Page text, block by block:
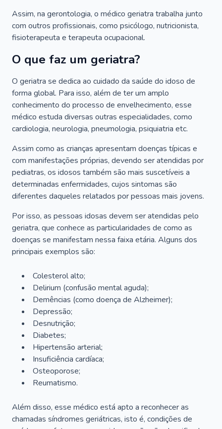
Assim, na gerontologia, o médico geriatra trabalha junto
com outros profissionais, como psicólogo, nutricionista,
fisioterapeuta e terapeuta ocupacional.
O que faz um geriatra?
O geriatra se dedica ao cuidado da saúde do idoso de
forma global. Para isso, além de ter um amplo
conhecimento do processo de envelhecimento, esse
médico estuda diversas outras especialidades, como
cardiologia, neurologia, pneumologia, psiquiatria etc.
Assim como as crianças apresentam doenças típicas e
com manifestações próprias, devendo ser atendidas por
pediatras, os idosos também são mais suscetíveis a
determinadas enfermidades, cujos sintomas são
diferentes daqueles relatados por pessoas mais jovens.
Por isso, as pessoas idosas devem ser atendidas pelo
geriatra, que conhece as particularidades de como as
doenças se manifestam nessa faixa etária. Alguns dos
principais exemplos são:
Colesterol alto;
Delirium (confusão mental aguda);
Demências (como doença de Alzheimer);
Depressão;
Desnutrição;
Diabetes;
Hipertensão arterial;
Insuficiência cardíaca;
Osteoporose;
Reumatismo.
Além disso, esse médico está apto a reconhecer as
chamadas síndromes geriátricas, isto é, condições de